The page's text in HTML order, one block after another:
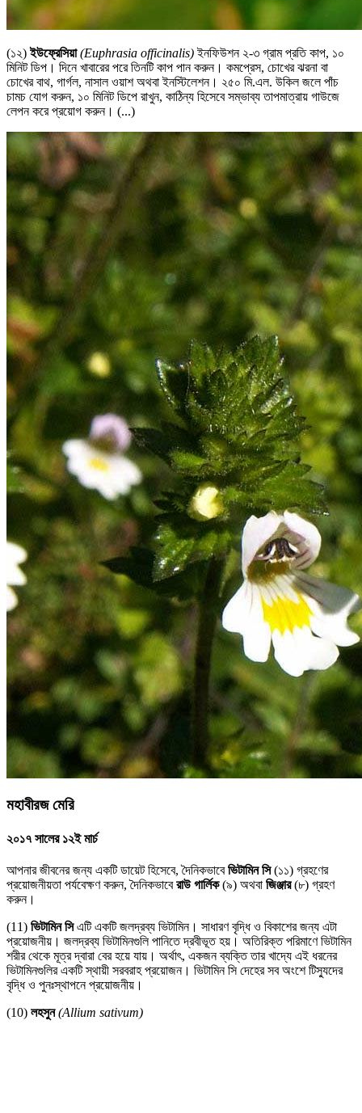
(১২)ইউফ্রেসিয়া (Euphrasia officinalis)ইনফিউশন ২-৩ গ্রাম প্রতি কাপ, ১০
মিনিট ডিপ। দিনে খাবারের পরে তিনটি কাপ পান করুন। কমপ্রেস, চোখের ঝরনা বা
চোখের বাথ, গার্গল, নাসাল ওয়াশ অথবা ইনস্টিলেশন। ২৫০ মি.এল. উকিল জলে পাঁচ
চামচ যোগ করুন, ১০ মিনিট ডিপে রাখুন, কাঠিন্য হিসেবে সম্ভাব্য তাপমাত্রায় গাউজে
লেপন করে প্রয়োগ করুন। (...)
মহাবীরজ মেরি
২০১৭ সালের ১২ই মার্চ
আপনার জীবনের জন্য একটি ডায়েট হিসেবে, দৈনিকভাবেভিটামিন সি(১১) গ্রহণের
প্রয়োজনীয়তা পর্যবেক্ষণ করুন, দৈনিকভাবেরাউ গার্লিক(৯) অথবা জিঞ্জার(৮) গ্রহণ
করুন।
(11) ভিটামিন সিএটি একটি জলদ্রব্য ভিটামিন। সাধারণ বৃদ্ধি ও বিকাশের জন্য এটা
প্রয়োজনীয়। জলদ্রব্য ভিটামিনগুলি পানিতে দ্রবীভূত হয়। অতিরিক্ত পরিমাণে ভিটামিন
শরীর থেকে মূত্র দ্বারা বের হয়ে যায়। অর্থাৎ, একজন ব্যক্তি তার খাদ্যে এই ধরনের
ভিটামিনগুলির একটি স্থায়ী সরবরাহ প্রয়োজন। ভিটামিন সি দেহের সব অংশে টিস্যুদের
বৃদ্ধি ও পুনঃস্থাপনে প্রয়োজনীয়।
(10) লহসুন (Allium sativum)